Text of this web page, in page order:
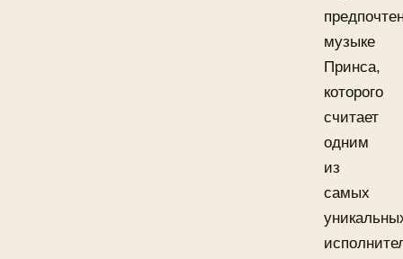
музыке
Принса,
которого
считает
одним
из
самых